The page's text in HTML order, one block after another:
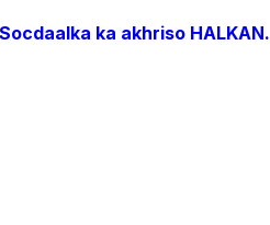
ka akhriso HALKAN.